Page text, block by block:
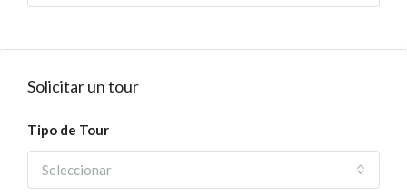
Solicitar un tour
Tipo de Tour
Seleccionar